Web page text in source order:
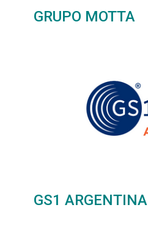
GRUPO MOTTA
GS1 ARGENTINA